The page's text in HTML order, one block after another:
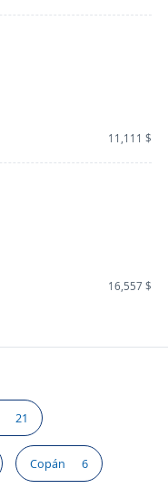
11,111 $
16,557 $
21
Copán 6